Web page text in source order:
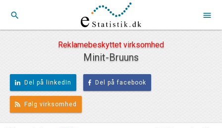
search menu
Reklamebeskyttet virksomhed
Minit-Bruuns
Del på linkedIn Del på facebook
Følg virksomhed